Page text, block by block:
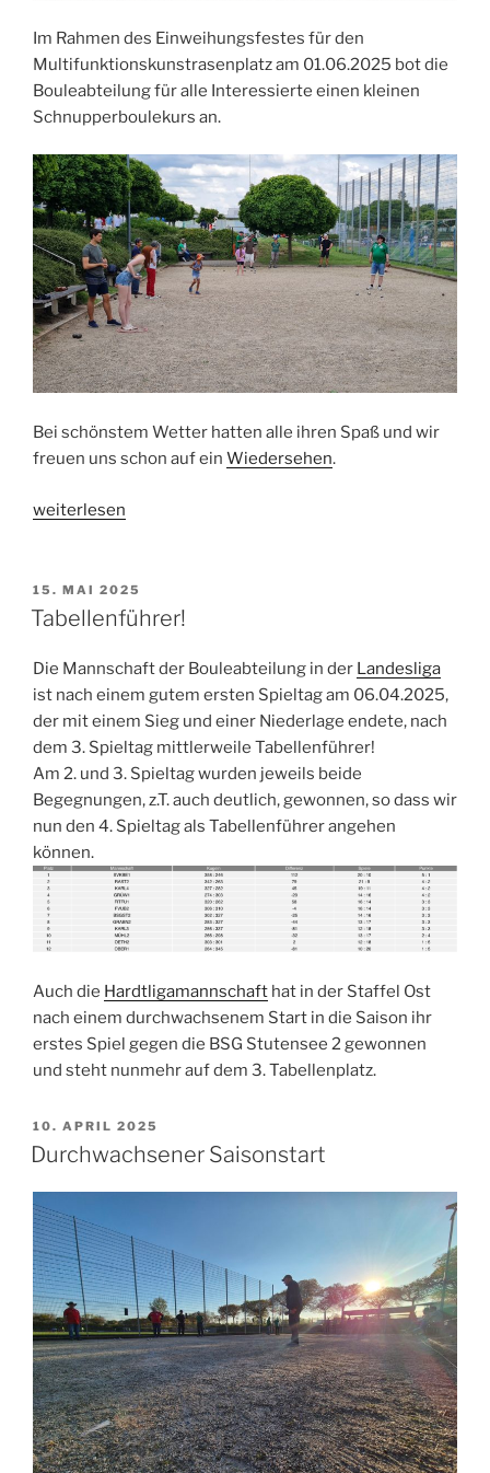
Im Rahmen des Einweihungsfestes für den
Multifunktionskunstrasenplatz am 01.06.2025 bot die
Bouleabteilung für alle Interessierte einen kleinen
Schnupperboulekurs an.
Bei schönstem Wetter hatten alle ihren Spaß und wir
freuen uns schon auf ein Wiedersehen.
„Savoir-
Beiertheimer“
weiterlesen
VERÖFFENTLICHT
AM
15. MAI 2025
Tabellenführer!
Die Mannschaft der Bouleabteilung in der Landesliga
ist nach einem gutem ersten Spieltag am 06.04.2025,
der mit einem Sieg und einer Niederlage endete, nach
dem 3. Spieltag mittlerweile Tabellenführer!
Am 2. und 3. Spieltag wurden jeweils beide
Begegnungen, z.T. auch deutlich, gewonnen, so dass wir
nun den 4. Spieltag als Tabellenführer angehen
können.
Auch die Hardtligamannschaft hat in der Staffel Ost
nach einem durchwachsenem Start in die Saison ihr
erstes Spiel gegen die BSG Stutensee 2 gewonnen
und steht nunmehr auf dem 3. Tabellenplatz.
VERÖFFENTLICHT
AM
10. APRIL 2025
Durchwachsener Saisonstart